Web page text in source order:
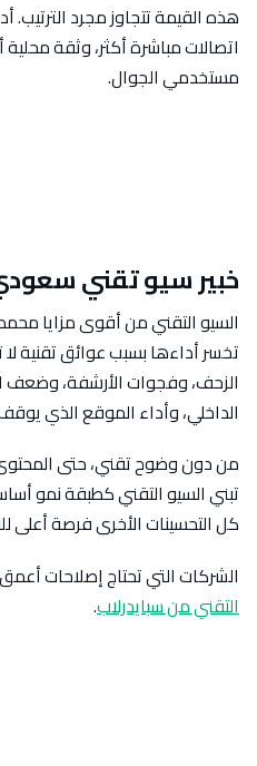
هذه القيمة تتجاوز مجرد الترتيب.
اتصالات مباشرة أكثر، وثقة
مستخدمي الجوال.
خبير سيو تقني
السيو التقني من أقوى مزايا
تخسر أداءها بسبب عوائق تقنية
الزحف، وفجوات الأرشفة، وضعف
الداخلي، وأداء الموقع الذي
من دون وضوح تقني، حتى
تبني السيو التقني كطبقة نمو
كل التحسينات الأخرى فرصة أعلى
الشركات التي تحتاج إصلاحات
التقني من سبايدرلاب.